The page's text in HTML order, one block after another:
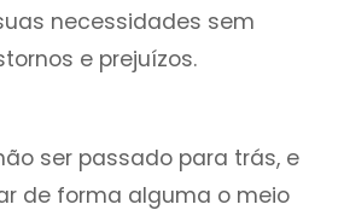
necessidades sem
e prejuízos.
ser passado para trás, e
de forma alguma o meio